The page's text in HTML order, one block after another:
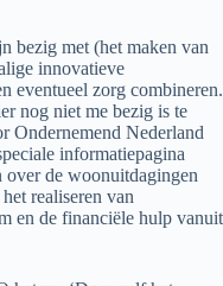
bezig met (het maken van
innovatieve
eventueel zorg combineren.
nog niet me bezig is te
Ondernemend Nederland
informatiepagina
over de woonuitdagingen
realiseren van
en de financiële hulp vanuit